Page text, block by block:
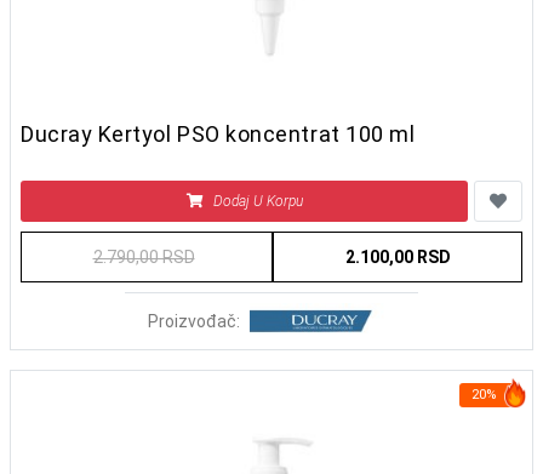
Ducray Kertyol PSO koncentrat 100 ml
Dodaj U Korpu
2.790,00 RSD 2.100,00 RSD
Proizvođač:
20%